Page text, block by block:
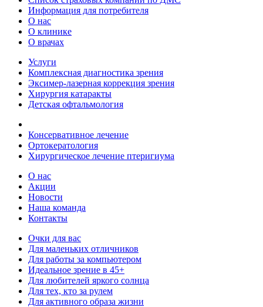
Информация для потребителя
О нас
О клинике
О врачах
Услуги
Комплексная диагностика зрения
Эксимер-лазерная коррекция зрения
Хирургия катаракты
Детская офтальмология
Консервативное лечение
Ортокератология
Хирургическое лечение птеригиума
О нас
Акции
Новости
Наша команда
Контакты
Очки для вас
Для маленьких отличников
Для работы за компьютером
Идеальное зрение в 45+
Для любителей яркого солнца
Для тех, кто за рулем
Для активного образа жизни